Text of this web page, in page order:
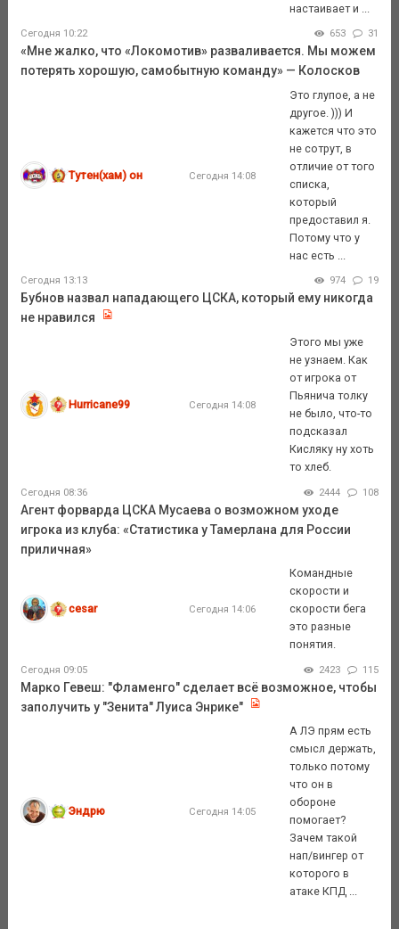
настаивает и ...
Сегодня 10:22 653 31
«Мне жалко, что «Локомотив» разваливается. Мы можем
потерять хорошую, самобытную команду» — Колосков
Тутен(хам) он Сегодня 14:08
Это глупое, а не
другое. ))) И
кажется что это
не сотрут, в
отличие от того
списка,
который
предоставил я.
Потому что у
нас есть ...
Сегодня 13:13 974 19
Бубнов назвал нападающего ЦСКА, который ему никогда
не нравился
Hurricane99 Сегодня 14:08
Этого мы уже
не узнаем. Как
от игрока от
Пьянича толку
не было, что-то
подсказал
Кисляку ну хоть
то хлеб.
Сегодня 08:36 2444 108
Агент форварда ЦСКА Мусаева о возможном уходе
игрока из клуба: «Статистика у Тамерлана для России
приличная»
cesar Сегодня 14:06
Командные
скорости и
скорости бега
это разные
понятия.
Сегодня 09:05 2423 115
Марко Гевеш: "Фламенго" сделает всё возможное, чтобы
заполучить у "Зенита" Луиса Энрике"
Эндрю Сегодня 14:05
А ЛЭ прям есть
смысл держать,
только потому
что он в
обороне
помогает?
Зачем такой
нап/вингер от
которого в
атаке КПД ...